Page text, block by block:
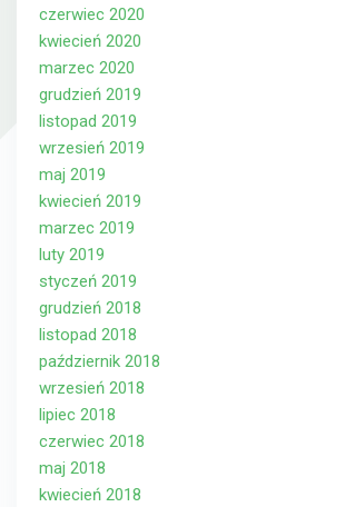
czerwiec 2020
kwiecień 2020
marzec 2020
grudzień 2019
listopad 2019
wrzesień 2019
maj 2019
kwiecień 2019
marzec 2019
luty 2019
styczeń 2019
grudzień 2018
listopad 2018
październik 2018
wrzesień 2018
lipiec 2018
czerwiec 2018
maj 2018
kwiecień 2018